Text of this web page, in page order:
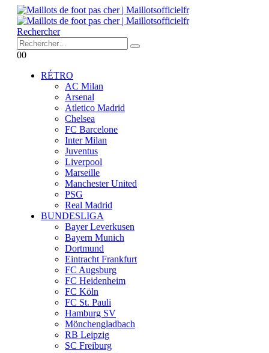
Rechercher
00
RÉTRO
AC Milan
Arsenal
Atletico Madrid
Chelsea
FC Barcelone
Inter Milan
Juventus
Liverpool
Marseille
Manchester United
PSG
Real Madrid
BUNDESLIGA
Bayer Leverkusen
Bayern Munich
Dortmund
Eintracht Frankfurt
FC Augsburg
FC Heidenheim
FC Köln
FC St. Pauli
Hamburg SV
Mönchengladbach
RB Leipzig
SC Freiburg